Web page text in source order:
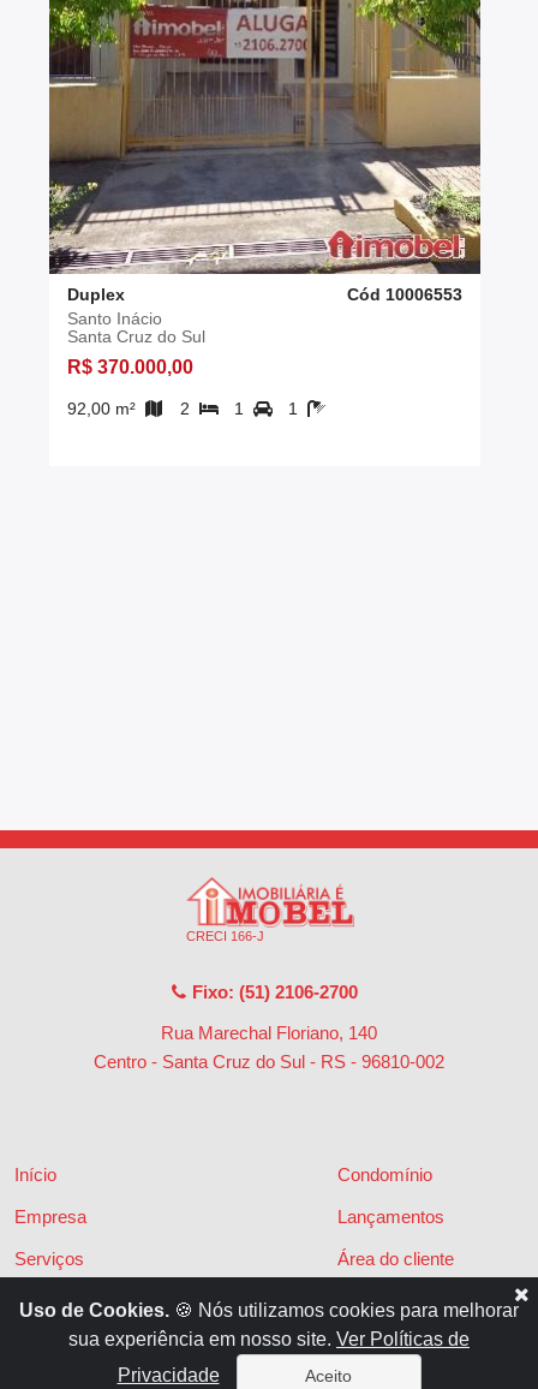
Duplex
Cód 10006553
Santo Inácio
Santa Cruz do Sul
R$ 370.000,00
92,00 m² 2 1 1
CRECI 166-J
Fixo: (51) 2106-2700
Rua Marechal Floriano, 140
Centro - Santa Cruz do Sul - RS - 96810-002
Início
Empresa
Serviços
Financiamentos
Locações
Condomínio
Lançamentos
Área do cliente
Políticas de privacidade
Contato
Uso de Cookies. 🍪 Nós utilizamos cookies para melhorar
sua experiência em nosso site. Ver Políticas de
Privacidade
Aceito